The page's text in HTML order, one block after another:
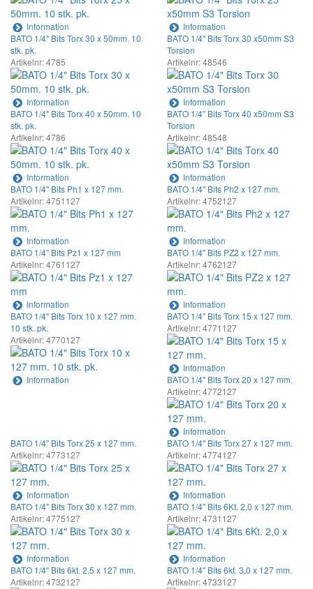
Information
Information
BATO 1/4" Bits Torx 30 x 50mm. 10
stk. pk.
Artikelnr: 4785
Information
BATO 1/4" Bits Torx 30 x50mm S3
Torsion
Artikelnr: 48546
Information
BATO 1/4" Bits Torx 40 x 50mm. 10
stk. pk.
Artikelnr: 4786
Information
BATO 1/4" Bits Torx 40 x50mm S3
Torsion
Artikelnr: 48548
Information
BATO 1/4" Bits Ph1 x 127 mm.
Artikelnr: 4751127
Information
BATO 1/4" Bits Ph2 x 127 mm.
Artikelnr: 4752127
Information
BATO 1/4" Bits Pz1 x 127 mm
Artikelnr: 4761127
Information
BATO 1/4" Bits PZ2 x 127 mm.
Artikelnr: 4762127
Information
BATO 1/4" Bits Torx 10 x 127 mm.
10 stk. pk.
Artikelnr: 4770127
Information
BATO 1/4" Bits Torx 15 x 127 mm.
Artikelnr: 4771127
Information
BATO 1/4" Bits Torx 20 x 127 mm.
Artikelnr: 4772127
Information
BATO 1/4" Bits Torx 25 x 127 mm.
Artikelnr: 4773127
Information
BATO 1/4" Bits Torx 27 x 127 mm.
Artikelnr: 4774127
Information
BATO 1/4" Bits Torx 30 x 127 mm.
Artikelnr: 4775127
Information
BATO 1/4" Bits 6Kt. 2,0 x 127 mm.
Artikelnr: 4731127
Information
BATO 1/4" Bits 6kt. 2,5 x 127 mm.
Artikelnr: 4732127
BATO 1/4" Bits 6kt. 3,0 x 127 mm.
Artikelnr: 4733127